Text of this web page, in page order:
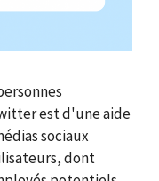
est d'une aide
sociaux
dont